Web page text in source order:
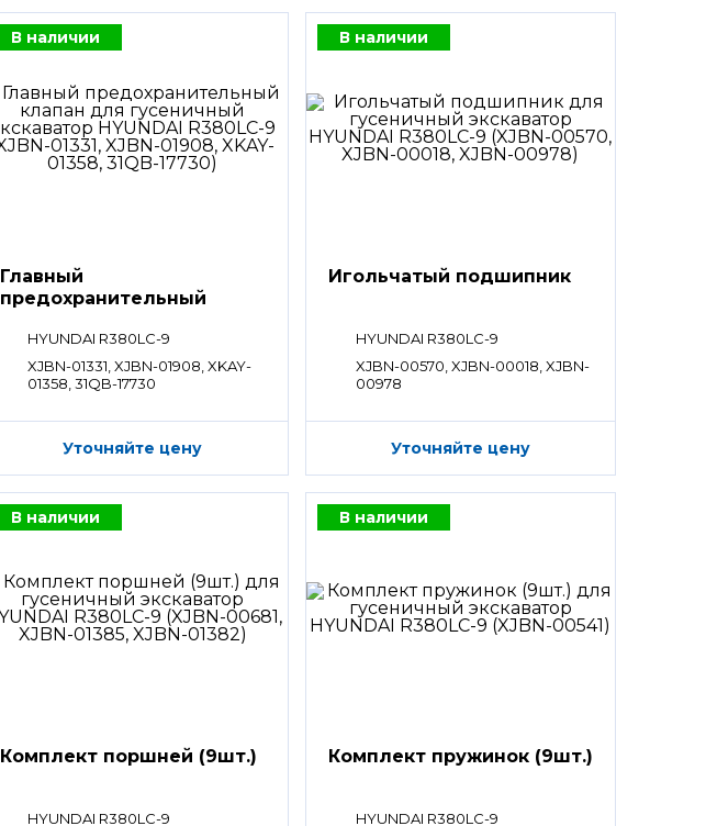
В наличии
Главный
предохранительный
HYUNDAI R380LC-9
XJBN-01331, XJBN-01908, XKAY-
01358, 31QB-17730
Уточняйте цену
В наличии
Игольчатый подшипник
HYUNDAI R380LC-9
XJBN-00570, XJBN-00018, XJBN-
00978
Уточняйте цену
В наличии
Комплект поршней (9шт.)
HYUNDAI R380LC-9
В наличии
Комплект пружинок (9шт.)
HYUNDAI R380LC-9